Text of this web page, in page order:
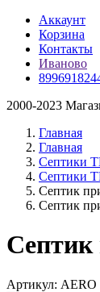
Аккаунт
Корзина
Контакты
Иваново
2000-2023
Главная
Главная
Септики
Септики
Септик
Септик
Артикул: